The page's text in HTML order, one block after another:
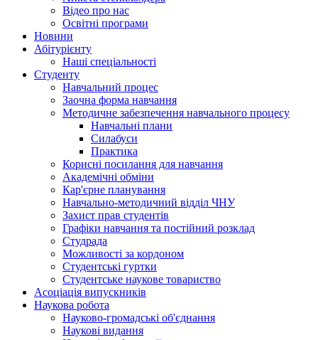
Відео про нас
Освітні програми
Hовини
Абітурієнту
Наші спеціальності
Студенту
Навчальний процес
Заочна форма навчання
Методичне забезпечення навчального процесу
Навчальні плани
Силабуси
Практика
Корисні посилання для навчання
Академічні обміни
Кар'єрне планування
Навчально-методичний відділ ЧНУ
Захист прав студентів
Графіки навчання та постійний розклад
Студрада
Можливості за кордоном
Студентські гуртки
Студентське наукове товариство
Асоціація випускників
Наукова робота
Науково-громадські об'єднання
Наукові видання